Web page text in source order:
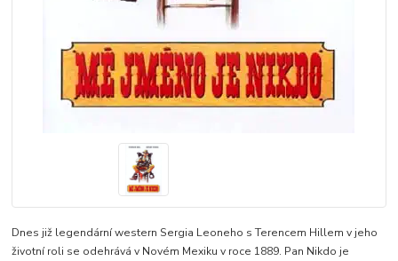
Dnes již legendární western Sergia Leoneho s Terencem Hillem v jeho
životní roli se odehrává v Novém Mexiku v roce 1889. Pan Nikdo je